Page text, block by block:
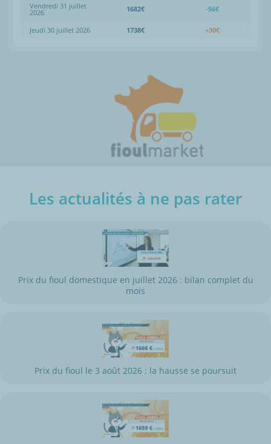
Vendredi 31 juillet
2026 1682€ -56€
Jeudi 30 juillet 2026 1738€ +30€
Les actualités à ne pas rater
Prix du fioul domestique en juillet 2026 : bilan complet du
mois
Prix du fioul le 3 août 2026 : la hausse se poursuit